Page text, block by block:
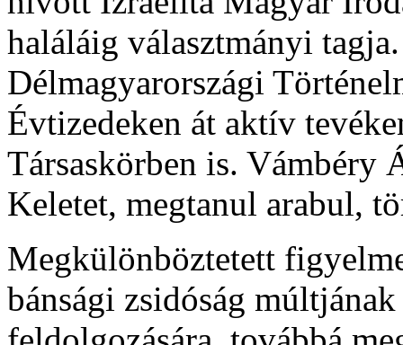
haláláig választmányi
Délmagyarországi
Évtizedeken át aktív
Társaskörben is. Vámbéry
Keletet, megtanul arabul,
Megkülönböztetett
bánsági zsidóság